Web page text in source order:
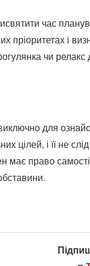
час
пріоритетах і
чи релакс
для
цілей, і її не
має право